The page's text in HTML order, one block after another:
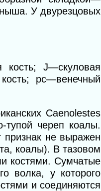
У двурезцовых
кость;J—скуловая
кость; рс—венечный
Caenolestes
тупой череп коалы.
признак не выражен
коалы). В тазовом
костями. Сумчатые
волка, у которого
и соединяются